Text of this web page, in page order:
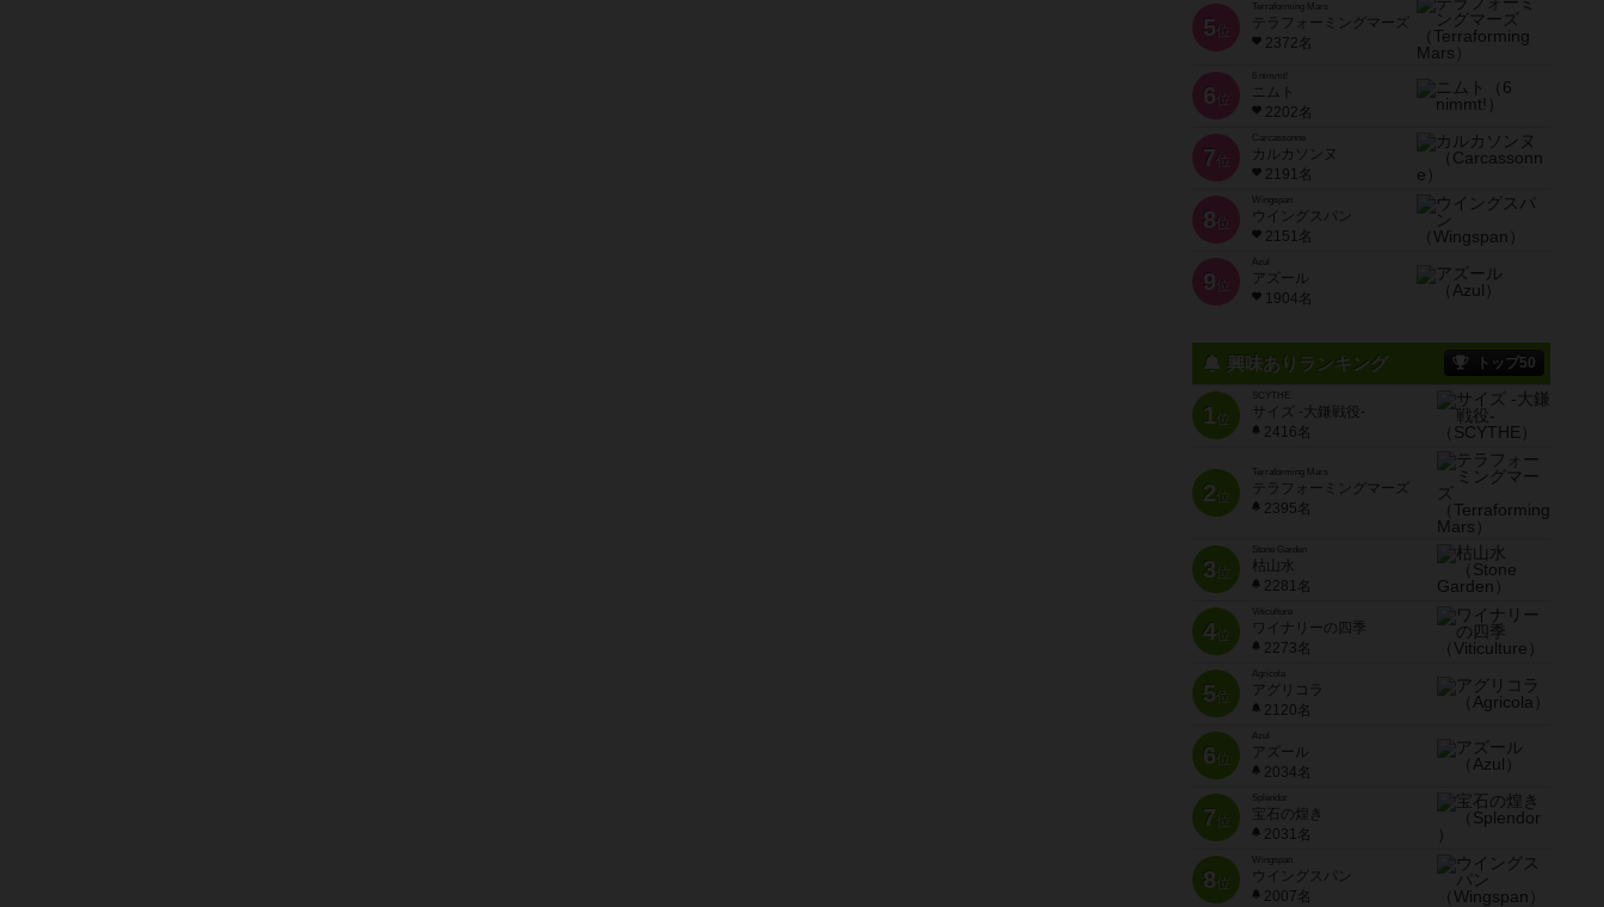
5 位
Terraforming Mars
テラフォーミングマーズ
2372名
6 位
ニムト
2202名
7 位
Carcassonne
カルカソンヌ
2191名
8 位
Wingspan
ウイングスパン
2151名
9 位
Azul
アズール
1904名
興味ありランキング トップ50
1位
SCYTHE
サイズ -大鎌戦役-
2416名
2位
Terraforming Mars
テラフォーミングマーズ
2395名
3位
Stone Garden
枯山水
2281名
4位
Viticulture
ワイナリーの四季
2273名
5位
Agricola
アグリコラ
2120名
6位
Azul
アズール
2034名
7位
宝石の煌き
2031名
8位
Wingspan
ウイングスパン
2007名